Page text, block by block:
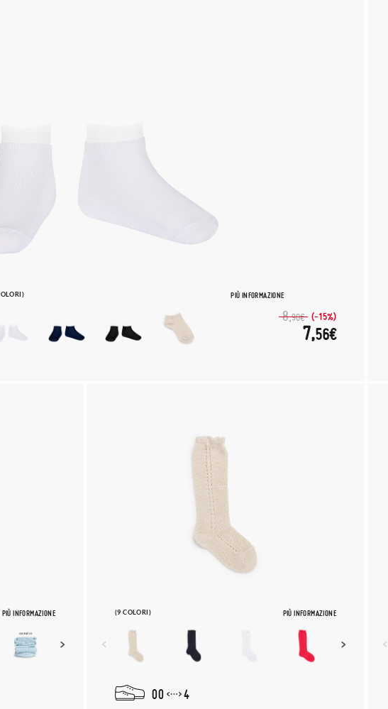
PIÙ INFORMAZIONE
8,90€ (-15%)
7,56€
PIÙ INFORMAZIONE (9 COLORI) PIÙ INFORMAZIONE
00
4